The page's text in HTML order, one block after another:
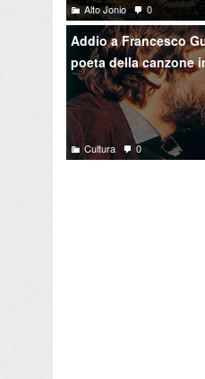
Alto Jonio 0
Addio a Francesco
poeta della canzone
Cultura 0